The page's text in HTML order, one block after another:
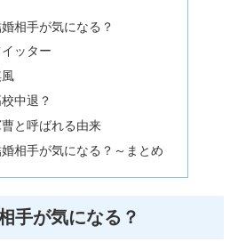
相手が気になる？
ッター
中退？
と呼ばれる由来
相手が気になる？～まとめ
手が気になる？